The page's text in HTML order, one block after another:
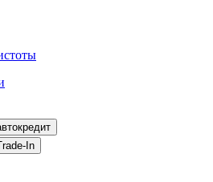
автокредит
Trade-In